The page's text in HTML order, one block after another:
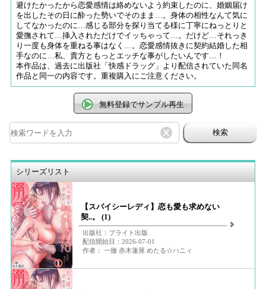
避けたかったから恋愛感情は絡めないよう約束したのに、婚姻届け
を出したその日に酔った勢いでそのまま…。身体の相性なんて気に
してなかったのに…感じる部分を探り当てる様に丁寧にねっとりと
愛撫されて…挿入されただけでイッちゃって…。だけど…それっき
り一度も身体を重ねる事はなく…。恋愛感情抜きに契約結婚した相
手なのに…私、貴方ともっとエッチな事がしたいんです…！
本作品は、過去に出版社「快感ドラッグ」より配信されていた同名
作品と同一の内容です。重複購入にご注意ください。
無料登録でサンプル再生
検索
シリーズリスト
【スパイシーレディ】恋も愛も求めない
契..。 (1)
出版社：ブライト出版
配信開始日：2026-07-01
作者： 一徹 赤木蓮屋 めたる☆ハニィ